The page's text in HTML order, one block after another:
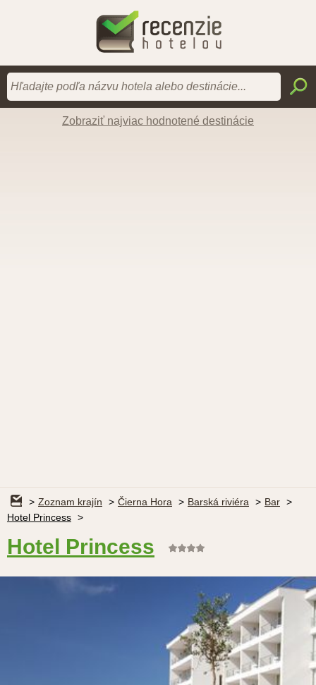
Zobraziť najviac hodnotené destinácie
Zoznam krajín Čierna Hora Barská riviéra
Bar
Hotel Princess
Hotel Princess